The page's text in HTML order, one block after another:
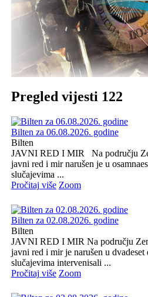
Pregled vijesti 122
Bilten za 06.08.2026. godine
Bilten
JAVNI RED I MIR Na području
javni red i mir narušen je u
slučajevima ...
Pročitaj više Zoom
Bilten za 02.08.2026. godine
Bilten
JAVNI RED I MIR Na području
javni red i mir je narušen u
slučajevima intervenisali ...
Pročitaj više Zoom